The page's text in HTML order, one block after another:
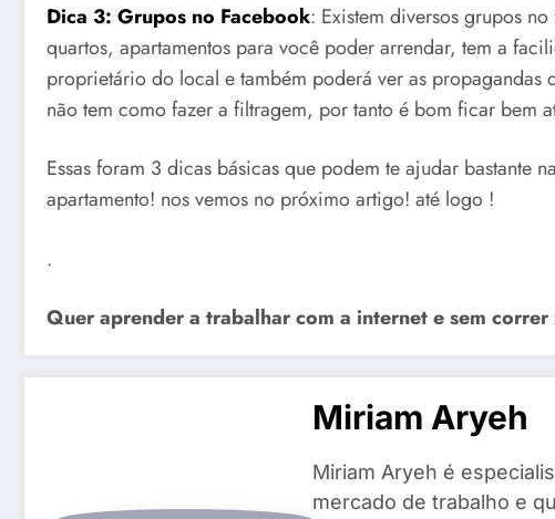
Dica 3: Grupos no Facebook: Existem diversos grupos
quartos, apartamentos para você poder arrendar, tem a
proprietário do local e também poderá ver as propagandas
não tem como fazer a filtragem, por tanto é bom ficar bem
Essas foram 3 dicas básicas que podem te ajudar
apartamento! nos vemos no próximo artigo! até logo !
.
Quer aprender a trabalhar com a internet e sem correr
Miriam Aryeh
Miriam Aryeh é
mercado de trabalho e